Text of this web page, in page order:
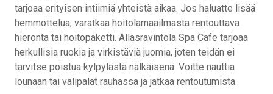
tarjoaa erityisen intiimiä yhteistä aikaa. Jos haluatte lisää
hemmottelua, varatkaa hoitolamaailmasta rentouttava
hieronta tai hoitopaketti. Allasravintola Spa Cafe tarjoaa
herkullisia ruokia ja virkistäviä juomia, joten teidän ei
tarvitse poistua kylpylästä nälkäisenä. Voitte nauttia
lounaan tai välipalat rauhassa ja jatkaa rentoutumista.